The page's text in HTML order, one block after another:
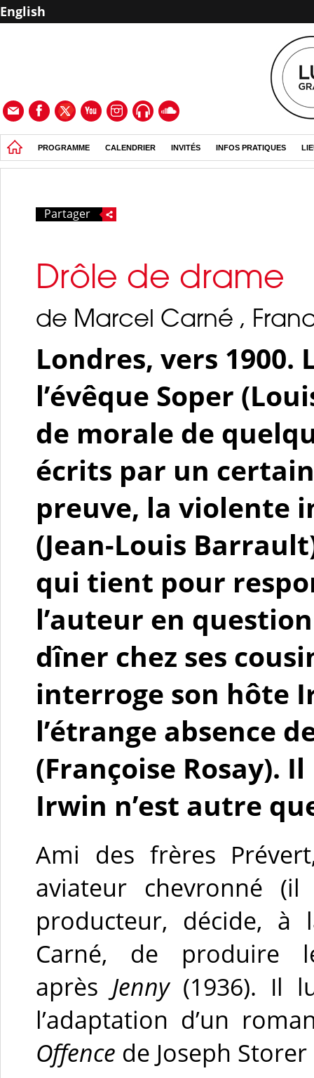
English
PROGRAMME CALENDRIER INVITÉS INFOS PRATIQUES
Partager
Drôle de drame
de Marcel Carné ,
Londres, vers 1900.
l’évêque Soper
de morale de
écrits par un
preuve, la violente
(Jean-Louis
qui tient pour
l’auteur en
dîner chez ses
interroge son hôte
l’étrange absence
(Françoise Rosay).
Irwin n’est autre
Ami des frères
aviateur chevronné
producteur, décide, à
Carné, de produire
après Jenny(1936). Il
l’adaptation d’un
Offence de Joseph